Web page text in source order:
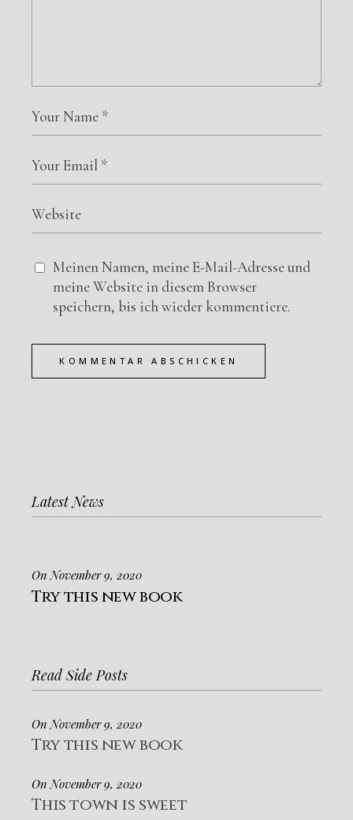
Meinen Namen, meine E-Mail-Adresse und
meine Website in diesem Browser
speichern, bis ich wieder kommentiere.
KOMMENTAR ABSCHICKEN
Latest News
On November 9, 2020
Try this new book
Read Side Posts
On November 9, 2020
Try this new book
On November 9, 2020
This town is sweet